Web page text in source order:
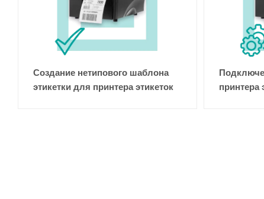
Создание нетипового шаблона
этикетки для принтера этикеток
принтера